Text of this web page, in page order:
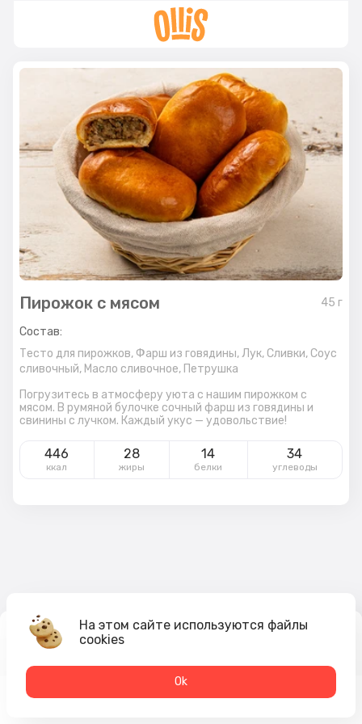
Пирожок с мясом 45 г
Состав:
Тесто для пирожков, Фарш из говядины,Лук, Сливки, Соус
сливочный, Масло сливочное, Петрушка
Погрузитесь в атмосферу уюта с нашим пирожком с
мясом. В румяной булочке сочный фарш из говядины и
свинины с лучком. Каждый укус — удовольствие!
446
ккал
28
жиры
14
белки
34
углеводы
115₽
На этом сайте используются файлы
cookies
Оk